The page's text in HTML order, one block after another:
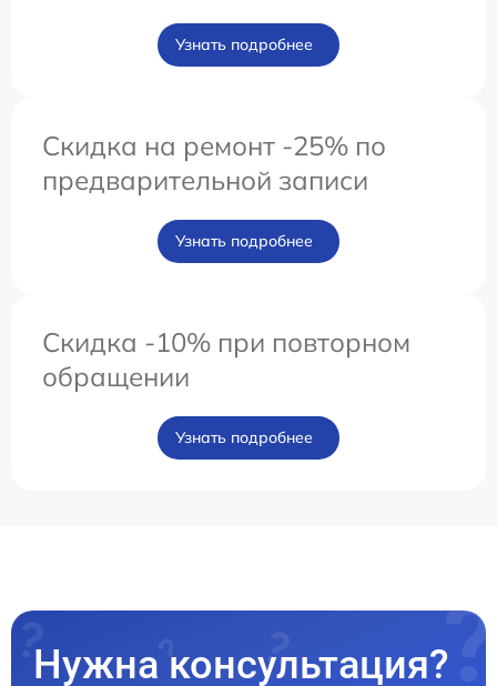
Узнать подробнее
Скидка на ремонт -25% по
предварительной записи
Узнать подробнее
Скидка -10% при повторном
обращении
Узнать подробнее
Нужна консультация?